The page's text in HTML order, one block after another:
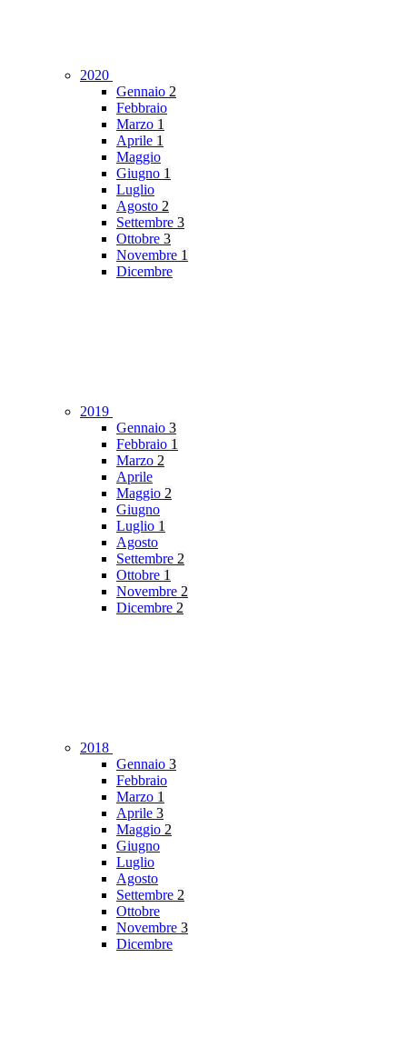
2020
Gennaio 2
Febbraio
Marzo 1
Aprile 1
Maggio
Giugno 1
Luglio
Agosto 2
Settembre 3
Ottobre 3
Novembre 1
Dicembre
2019
Gennaio 3
Febbraio 1
Marzo 2
Aprile
Maggio 2
Giugno
Luglio 1
Agosto
Settembre 2
Ottobre 1
Novembre 2
Dicembre 2
2018
Gennaio 3
Febbraio
Marzo 1
Aprile 3
Maggio 2
Giugno
Luglio
Agosto
Settembre 2
Ottobre
Novembre 3
Dicembre